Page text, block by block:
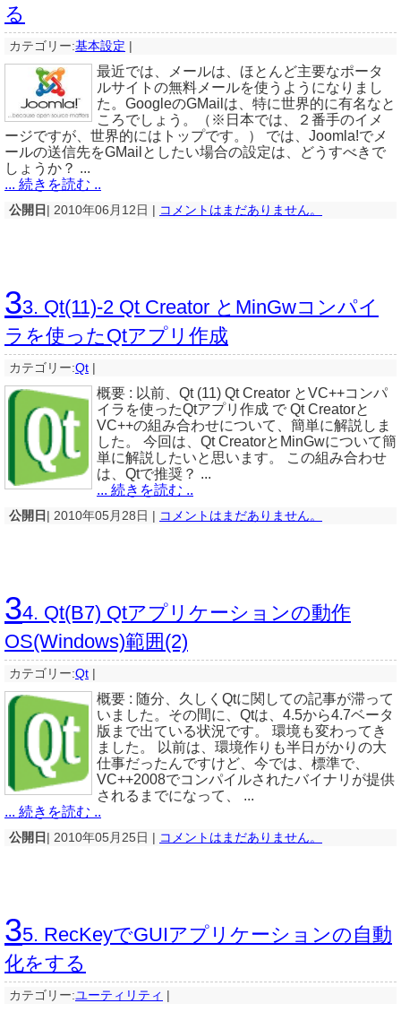
る
カテゴリー:基本設定 |
最近では、メールは、ほとんど主要なポータ
ルサイトの無料メールを使うようになりまし
た。GoogleのGMailは、特に世界的に有名なと
ころでしょう。（※日本では、２番手のイメ
ージですが、世界的にはトップです。） では、Joomla!でメ
ールの送信先をGMailとしたい場合の設定は、どうすべきで
しょうか？ ...
... 続きを読む ..
公開日 | 2010年06月12日 | コメントはまだありません。
33. Qt(11)-2 Qt Creator とMinGwコンパイ
ラを使ったQtアプリ作成
カテゴリー:Qt |
概要 : 以前、Qt (11) Qt Creator とVC++コンパ
イラを使ったQtアプリ作成 で Qt Creatorと
VC++の組み合わせについて、簡単に解説しま
した。 今回は、Qt CreatorとMinGwについて簡
単に解説したいと思います。 この組み合わせ
は、Qtで推奨？ ...
... 続きを読む ..
公開日 | 2010年05月28日 | コメントはまだありません。
34. Qt(B7) Qtアプリケーションの動作
OS(Windows)範囲(2)
カテゴリー:Qt |
概要 : 随分、久しくQtに関しての記事が滞って
いました。その間に、Qtは、4.5から4.7ベータ
版まで出ている状況です。 環境も変わってき
ました。 以前は、環境作りも半日がかりの大
仕事だったんですけど、今では、標準で、
VC++2008でコンパイルされたバイナリが提供
されるまでになって、 ...
... 続きを読む ..
公開日 | 2010年05月25日 | コメントはまだありません。
35. RecKeyでGUIアプリケーションの自動
化をする
カテゴリー:ユーティリティ |